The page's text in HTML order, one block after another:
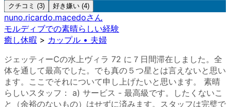
クチコミ (3) 好き嫌い (4)
nuno.ricardo.macedoさん
モルディブでの素晴らしい経験
癒し休暇 > カップル • 夫婦
ジェッティーCの水上ヴィラ 72 に７日間滞在しました。全
体を通して最高でした。でも真の５つ星とは言えないと思い
ます。ここでそれについて申し上げたいと思います。 素晴
らしいスタッフ： a) サービス - 最高級です。したくないこ
と（余裕のないもの）はせずに済みます。スタッフは完璧で